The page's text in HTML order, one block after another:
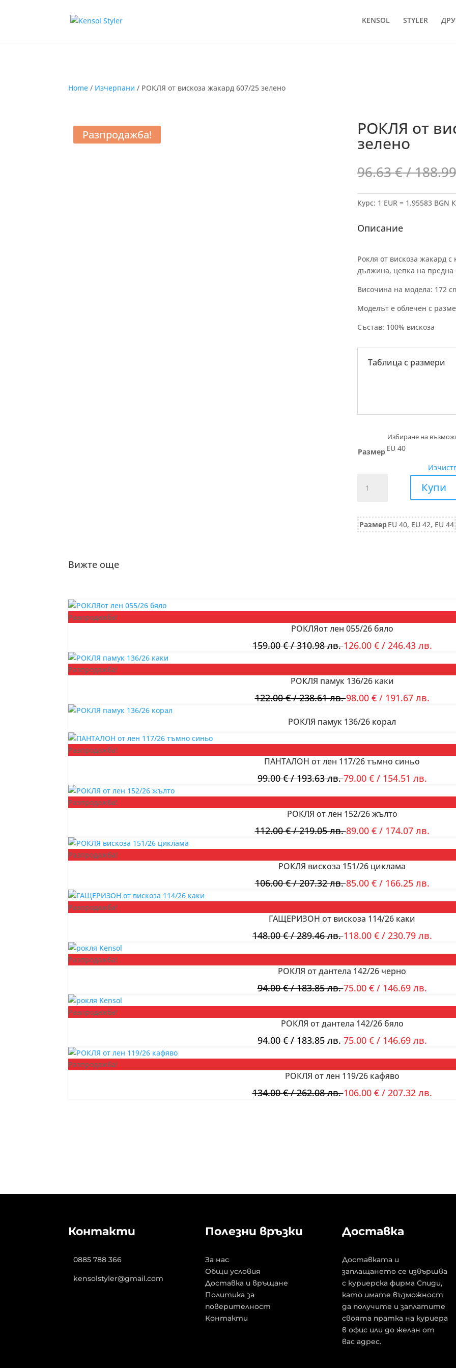
KENSOL STYLER
Home / Изчерпани / РОКЛЯ от вискоза жакард 607/25 зелено
Разпродажба! РОКЛЯ от
зелено
96.63€/
Курс: 1 EUR = 1.95583 BGN
Описание
Рокля от вискоза жакард
дължина, цепка на предна
Височина на модела: 172
Моделът е облечен с
Състав: 100% вискоза
Таблица с размери
РазмерEU 40
вискоза
Купи
РазмерEU 40, EU 42, EU 44
Вижте още
Разпродажба!
РОКЛЯот лен 055/26 бяло
159.00€/ 310.98 лв.126.00 €/ 246.43 лв.
Разпродажба!
РОКЛЯ памук 136/26 каки
122.00€/ 238.61 лв.98.00 €/ 191.67 лв.
РОКЛЯ памук 136/26 корал
Разпродажба!
ПАНТАЛОН от лен 117/26 тъмно синьо
99.00€/ 193.63 лв.79.00 €/ 154.51 лв.
Разпродажба!
РОКЛЯ от лен 152/26 жълто
112.00€/ 219.05 лв.89.00 €/ 174.07 лв.
Разпродажба!
РОКЛЯ вискоза 151/26 циклама
106.00€/ 207.32 лв.85.00 €/ 166.25 лв.
Разпродажба!
ГАЩЕРИЗОН от вискоза 114/26 каки
148.00€/ 289.46 лв.118.00 €/ 230.79 лв.
Разпродажба!
РОКЛЯ от дантела 142/26 черно
94.00€/ 183.85 лв.75.00 €/ 146.69 лв.
Разпродажба!
РОКЛЯ от дантела 142/26 бяло
94.00€/ 183.85 лв.75.00 €/ 146.69 лв.
Разпродажба!
РОКЛЯ от лен 119/26 кафяво
134.00€/ 262.08 лв.106.00 €/ 207.32 лв.
Контакти
0885 788 366
kensolstyler@gmail.com
Полезни връзки
За нас
Общи условия
Доставка и връщане
Политика за
поверителност
Контакти
Доставка
Доставката и
заплащането се извършва
с куриерска фирма Спиди,
като имате възможност
да получите и заплатите
своята пратка на куриера
в офис или до желан от
вас адрес.